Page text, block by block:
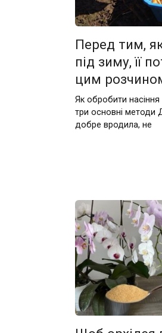
Перед тим,
під зиму, її
цим
Як обробити
три основні методи
добре вродила, не